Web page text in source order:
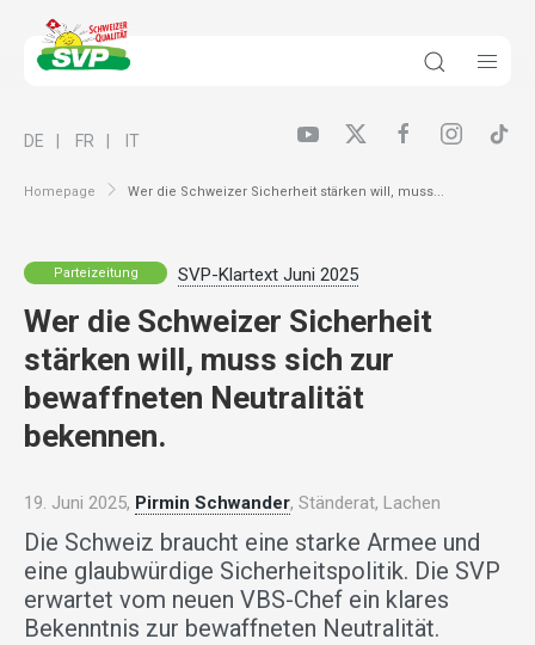
Homepage Wer die Schweizer Sicherheit stärken will, muss...
DE FR IT
Parteizeitung SVP-Klartext Juni 2025
Wer die Schweizer Sicherheit
stärken will, muss sich zur
bewaffneten Neutralität
bekennen.
19. Juni 2025, Pirmin Schwander, Ständerat, Lachen
Die Schweiz braucht eine starke Armee und
eine glaubwürdige Sicherheitspolitik. Die SVP
erwartet vom neuen VBS-Chef ein klares
Bekenntnis zur bewaffneten Neutralität.